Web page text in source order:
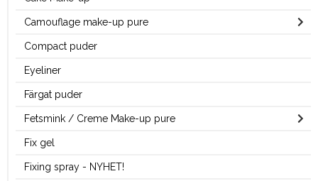
Camouflage make-up pure
Compact puder
Eyeliner
Färgat puder
Fetsmink / Creme Make-up pure
Fix gel
Fixing spray - NYHET!